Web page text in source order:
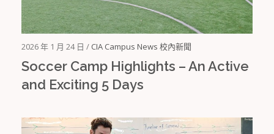
2026 年 1 月 24 日 / CIA Campus News 校內新聞
Soccer Camp Highlights – An Active
and Exciting 5 Days